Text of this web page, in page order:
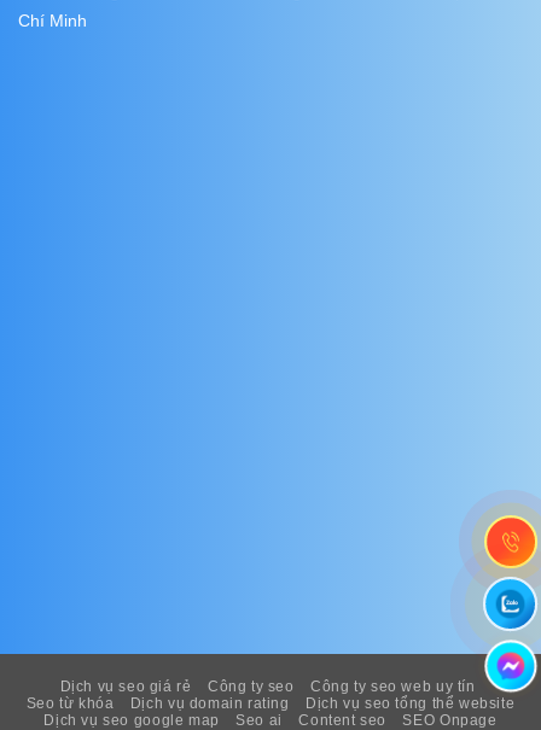
Chí Minh
Dịch vụ seo giá rẻ Công ty seo
Công ty seo web uy tín
Seo từ khóa
Dịch vụ domain rating
Dịch vụ seo tổng thể website
Dịch vụ seo google map
Seo ai Content seo
SEO Onpage